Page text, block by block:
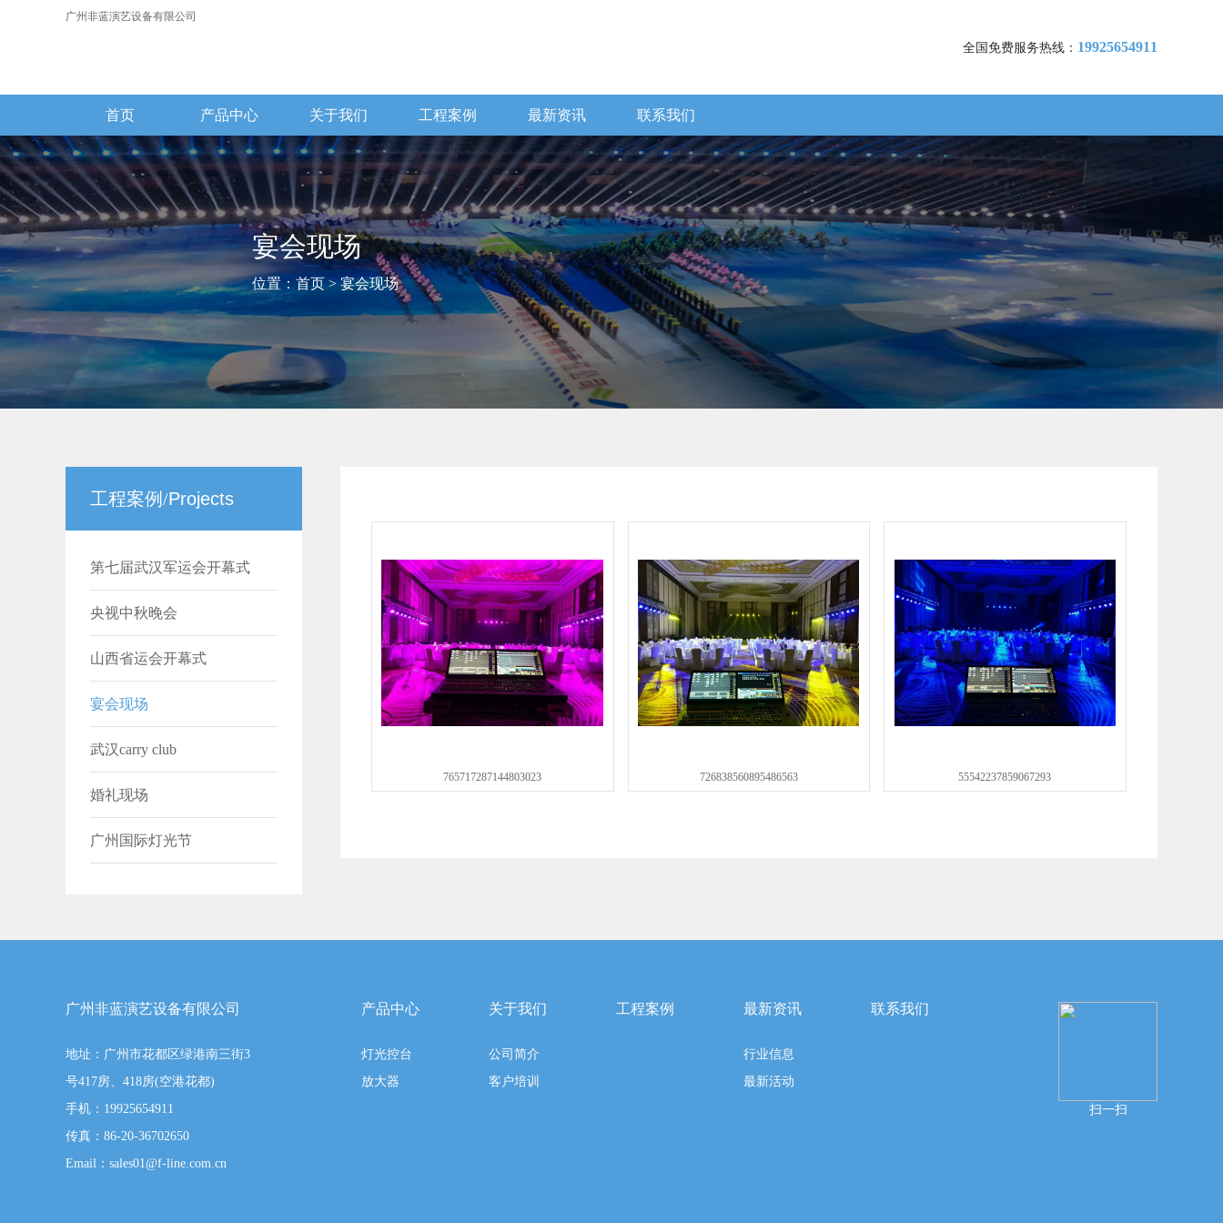
广州非蓝演艺设备有限公司
全国免费服务热线： 19925654911
首页 产品中心 关于我们 工程案例 最新资讯 联系我们
宴会现场
位置： 首页> 宴会现场
工程案例/Projects
第七届武汉军运会开幕式
央视中秋晚会
山西省运会开幕式
宴会现场
武汉carry club
婚礼现场
广州国际灯光节
765717287144803023 726838560895486563 55542237859067293
广州非蓝演艺设备有限公司
地址：广州市花都区绿港南三街3
号417房、418房(空港花都)
手机：19925654911
传真：86-20-36702650
Email：sales01@f-line.com.cn
产品中心
灯光控台
放大器
关于我们
公司简介
客户培训
工程案例 最新资讯
行业信息
最新活动
联系我们
扫一扫